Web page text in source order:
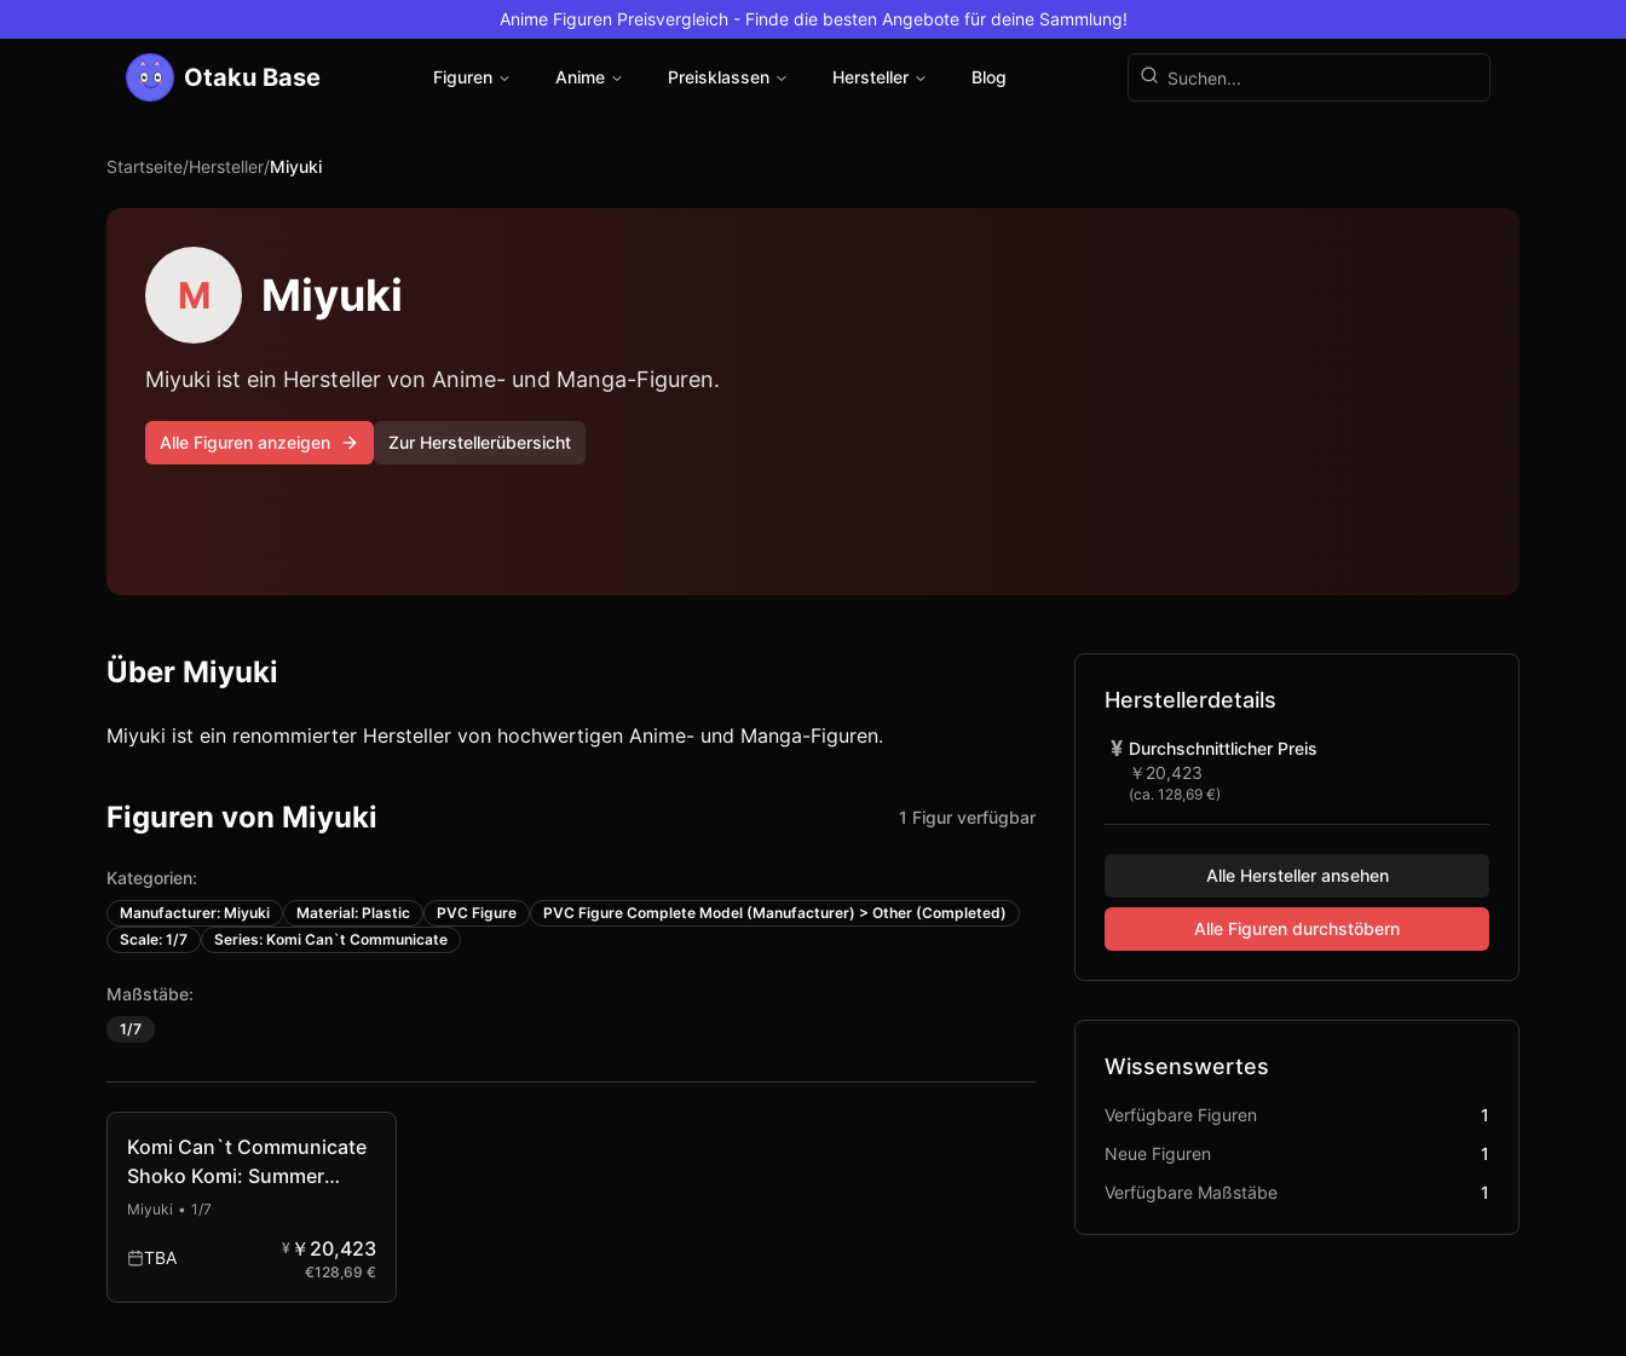
Anime Figuren Preisvergleich - Finde die besten Angebote für deine Sammlung!
Otaku Base Figuren Anime Preisklassen Hersteller Blog
Startseite/Hersteller/Miyuki
M Miyuki
Miyuki ist ein Hersteller von Anime- und Manga-Figuren.
Alle Figuren anzeigen Zur Herstellerübersicht
Über Miyuki
Miyuki ist ein renommierter Hersteller von hochwertigen Anime- und Manga-Figuren.
Figuren von Miyuki 1 Figur verfügbar
Kategorien:
Manufacturer: Miyuki Material: Plastic PVC Figure
PVC Figure Complete Model (Manufacturer) > Other (Completed)
Scale: 1/7
Series: Komi Can`t Communicate
Maßstäbe:
1/7
Komi Can`t Communicate
Shoko Komi: Summer
Uniform Ver. Standard
Miyuki • 1/7
TBA ¥ ￥20,423
€128,69 €
Herstellerdetails
¥ Durchschnittlicher Preis
￥20,423
(ca. 128,69 €)
Alle Hersteller ansehen
Alle Figuren durchstöbern
Wissenswertes
Verfügbare Figuren
1
Neue Figuren
1
Verfügbare Maßstäbe
1